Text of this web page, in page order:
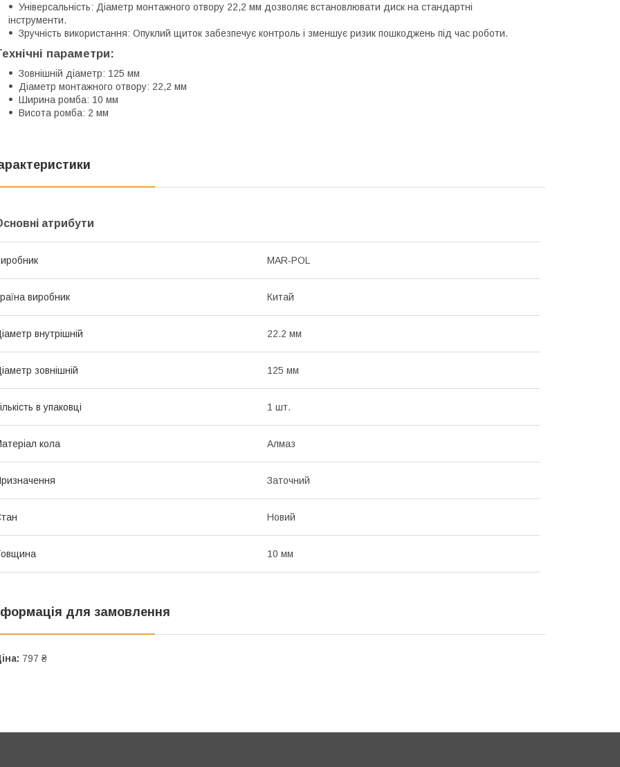
Універсальність: Діаметр монтажного отвору 22,2 мм дозволяє встановлювати диск на стандартні
інструменти.
Зручність використання: Опуклий щиток забезпечує контроль і зменшує ризик пошкоджень під час роботи.
параметри:
Зовнішній діаметр: 125 мм
Діаметр монтажного отвору: 22,2 мм
Ширина ромба: 10 мм
Висота ромба: 2 мм
атрибути
MAR-POL
виробник Китай
внутрішній 22.2 мм
зовнішній 125 мм
в упаковці 1 шт.
кола Алмаз
Заточний
Новий
10 мм
для замовлення
797 ₴